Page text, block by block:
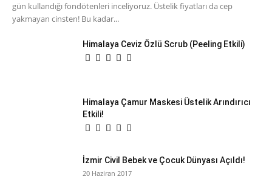
gün kullandığı fondötenleri inceliyoruz. Üstelik fiyatları da cep
yakmayan cinsten! Bu kadar...
Himalaya Ceviz Özlü Scrub (Peeling Etkili)
Himalaya Çamur Maskesi Üstelik Arındırıcı
Etkili!
İzmir Civil Bebek ve Çocuk Dünyası Açıldı!
20 Haziran 2017